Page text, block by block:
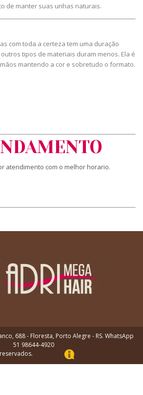
de manter suas unhas naturais.
com toda a certeza tem uma duração
tipos de materiais duram menos. Ela é
mantendo a cor e sobretudo o formato.
atendimento com o melhor horario.
688 - Floresta, Porto Alegre - RS. WhatsApp
51 98644-4920